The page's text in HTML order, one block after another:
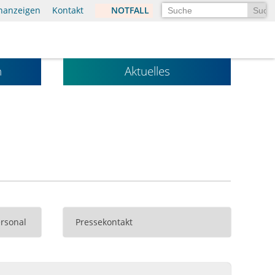
Kontakt NOTFALL Suchen
Aktuelles
Pressekontakt